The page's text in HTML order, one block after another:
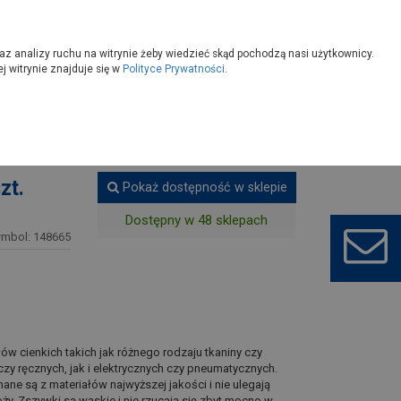
148665
Pokaż dostępność w sklepie
Dostępny w 48 sklepach
cienkich takich jak różnego rodzaju tkaniny czy
ręcznych, jak i elektrycznych czy pneumatycznych.
są z materiałów najwyższej jakości i nie ulegają
analizy ruchu na witrynie żeby wiedzieć skąd pochodzą nasi użytkownicy.
witrynie znajduje się w Polityce Prywatności.